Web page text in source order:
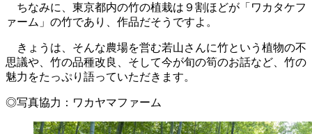
ちなみに、東京都内の竹の植栽は９割ほどが「ワカタケフ
ァーム」の竹であり、作品だそうですよ。
きょうは、そんな農場を営む若山さんに竹という植物の不
思議や、竹の品種改良、そして今が旬の筍のお話など、竹の
魅力をたっぷり語っていただきます。
◎写真協力：ワカヤマファーム